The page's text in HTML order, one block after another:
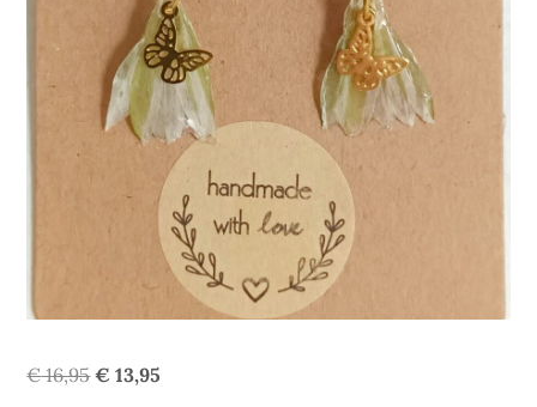
€16,95Oorspronkelijke
€ 13,95